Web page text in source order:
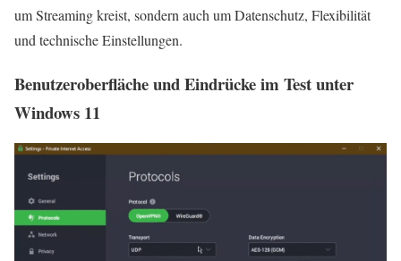
um Streaming kreist, sondern auch um Datenschutz, Flexibilität
und technische Einstellungen.
Benutzeroberfläche und Eindrücke im Test unter
Windows 11